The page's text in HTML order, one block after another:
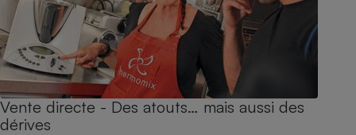
Vente directe - Des atouts… mais aussi des
dérives